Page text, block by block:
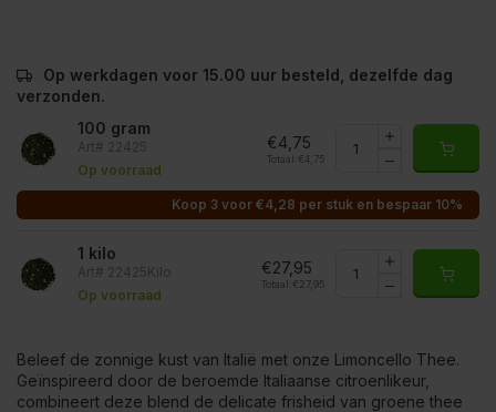
Op werkdagen voor 15.00 uur besteld, dezelfde dag
verzonden.
100 gram
Art# 22425
Op voorraad
€4,75
Totaal: €4,75
Koop 3 voor €4,28 per stuk en bespaar 10%
1 kilo
Art# 22425Kilo
Op voorraad
€27,95
Totaal: €27,95
Beleef de zonnige kust van Italië met onze Limoncello Thee.
Geïnspireerd door de beroemde Italiaanse citroenlikeur,
combineert deze blend de delicate frisheid van groene thee